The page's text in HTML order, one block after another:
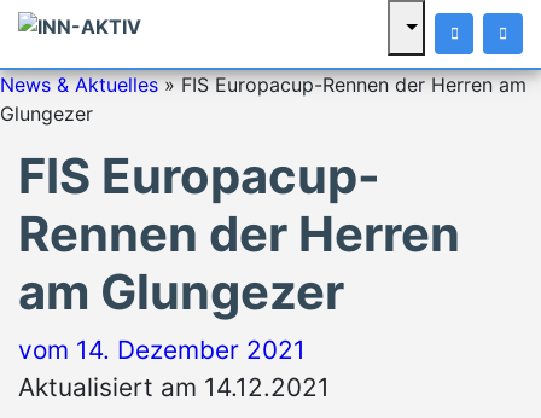
News & Aktuelles»FIS Europacup-Rennen der Herren am
Glungezer
FIS Europacup-
Rennen der Herren
am Glungezer
vom 14. Dezember 2021
Aktualisiert am 14.12.2021